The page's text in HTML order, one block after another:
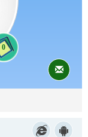
0